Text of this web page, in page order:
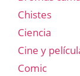
Chistes
Ciencia
Cine y
Comic